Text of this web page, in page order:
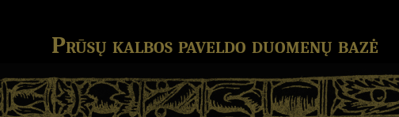
Prūsų kalbos paveldo duomenų bazė